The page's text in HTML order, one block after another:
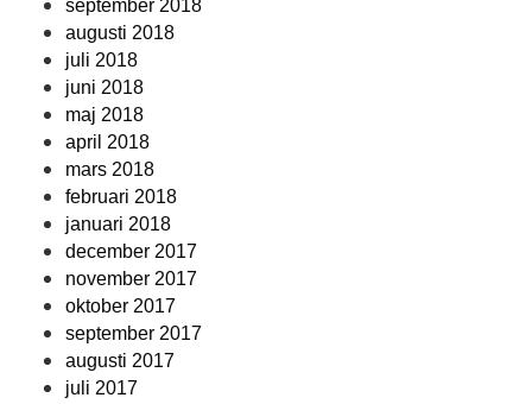
september 2018
augusti 2018
juli 2018
juni 2018
maj 2018
april 2018
mars 2018
februari 2018
januari 2018
december 2017
november 2017
oktober 2017
september 2017
augusti 2017
juli 2017